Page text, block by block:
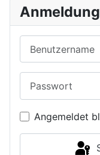
Anmeldung
Angemeldet